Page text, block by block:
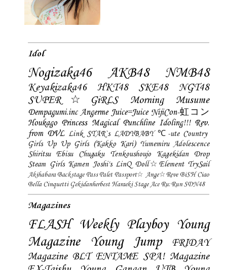
Idol
Nogizaka46 AKB48 NMB48
Keyakizaka46 HKT48 SKE48
NGT48
SUPER☆GiRLS
Morning Musume
Dempagumi.inc Angerme Juice=Juice NijiCon-虹コン
Houkago Princess Magical Punchline Idoling!!! Rev.
from DVL Link STAR`s LADYBABY ℃-ute Country
Girls Up Up Girls (Kakko Kari) Yumemiru Adolescence
Shiritsu Ebisu Chugaku
Tenkoushoujo Kagekidan
Drop
Steam Girls Kamen Joshi's LinQ Doll☆Element TrySail
Akihabara Backstage Pass Palet Passport☆ Ange☆Reve BiSH Ciao
Bella Cinquetti Gekidanherbest Haraeki Stage Ace Ru:Run SDN48
Magazines
FLASH Weekly Playboy Young
Magazine
Young Jump
FRIDAY
Magazine BLT ENTAME SPA! Magazine